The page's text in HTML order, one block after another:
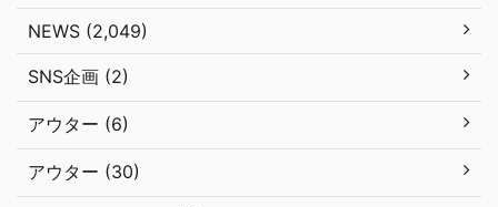
NEWS (2,049)
SNS企画 (2)
アウター (6)
アウター (30)